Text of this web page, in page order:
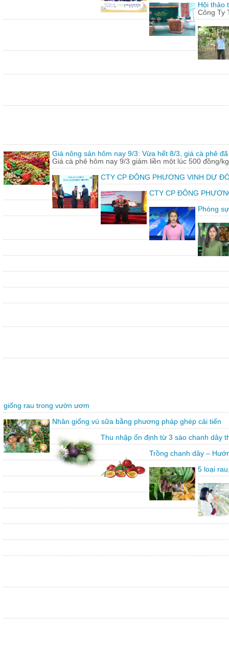
Hội thảo
Công Ty
Giá nông sản hôm nay 9/3: Vừa hết 8/3, giá cà phê
Giá cà phê hôm nay 9/3 giảm liền một lúc 500 đồng/
CTY CP ĐÔNG PHƯƠNG VINH DỰ
CTY CP ĐÔNG
Phóng
giống rau trong vườn ươm
Nhân giống vú sữa bằng phương pháp ghép cải tiến
Thu nhập ổn định từ 3 sào chanh dây
Trồng chanh dây –
5 loại